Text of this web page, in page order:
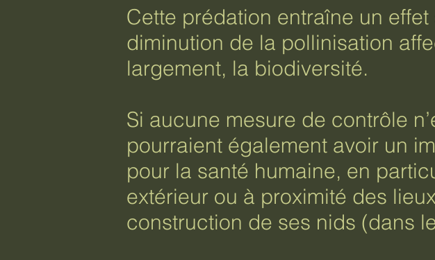
Cette prédation entraîne un
diminution de la pollinisation
largement, la biodiversité.
Si aucune mesure de contrôle
pourraient également avoir un
pour la santé humaine, en
extérieur ou à proximité des
construction de ses nids (dans